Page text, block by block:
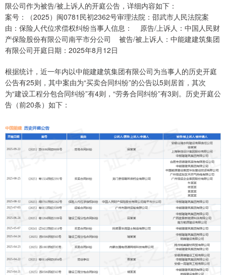
限公司作为被告/被上诉人的开庭公告，详细内容如下：
案号：（2025）闽0781民初2362号审理法院：邵武市人民法院案
由：保险人代位求偿权纠纷当事人信息： 原告/上诉人：中国人民财
产保险股份有限公司南平市分公司 被告/被上诉人：中能建建筑集团
有限公司开庭日期：2025年8月12日
根据统计，近一年内以中能建建筑集团有限公司为当事人的历史开庭
公告有25则，其中案由为“买卖合同纠纷”的公告以5则居首，其次
为“建设工程分包合同纠纷”有4则，“劳务合同纠纷”有3则。历史开庭公
告（前20条）如下：